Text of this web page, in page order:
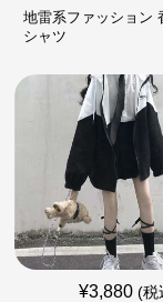
地雷系ファッション
シャツ
¥3,880 (税